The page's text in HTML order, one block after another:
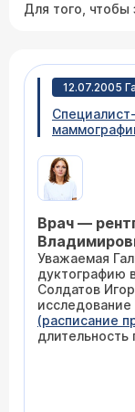
Для того, чтобы
12.07.2005
долго она
Центре?
Врач —
Уважаемая
дуктографию
Солдатов
(расписание